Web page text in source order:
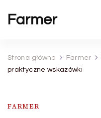
Farmer
Strona główna Farmer
praktyczne wskazówki
FARMER